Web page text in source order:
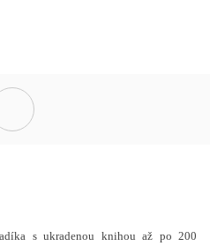
s ukradenou knihou až po 200